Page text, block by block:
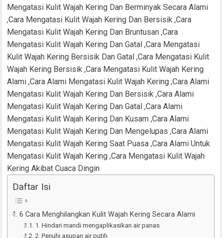
Mengatasi Kulit Wajah Kering Dan Berminyak Secara Alami
,Cara Mengatasi Kulit Wajah Kering Dan Bersisik ,Cara
Mengatasi Kulit Wajah Kering Dan Bruntusan ,Cara
Mengatasi Kulit Wajah Kering Dan Gatal ,Cara Mengatasi
Kulit Wajah Kering Bersisik Dan Gatal ,Cara Mengatasi Kulit
Wajah Kering Bersisik ,Cara Mengatasi Kulit Wajah Kering
Alami ,Cara Alami Mengatasi Kulit Wajah Kering ,Cara Alami
Mengatasi Kulit Wajah Kering Dan Bersisik ,Cara Alami
Mengatasi Kulit Wajah Kering Dan Gatal ,Cara Alami
Mengatasi Kulit Wajah Kering Dan Kusam ,Cara Alami
Mengatasi Kulit Wajah Kering Dan Mengelupas ,Cara Alami
Mengatasi Kulit Wajah Kering Saat Puasa ,Cara Alami Untuk
Mengatasi Kulit Wajah Kering ,Cara Mengatasi Kulit Wajah
Kering Akibat Cuaca Dingin
Daftar Isi
6 Cara Menghilangkan Kulit Wajah Kering Secara Alami
1. Hindari mandi mengaplikasikan air panas
2. Penuhi asupan air putih